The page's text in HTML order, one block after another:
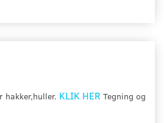
KLIK HER Tegning og